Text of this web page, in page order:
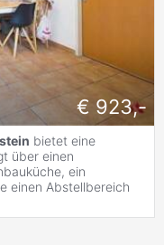
€ 923,-
bietet eine
über einen
ein
einen Abstellbereich